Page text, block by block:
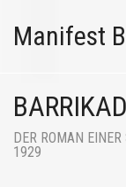
Manifest
DER ROMAN EINER
929